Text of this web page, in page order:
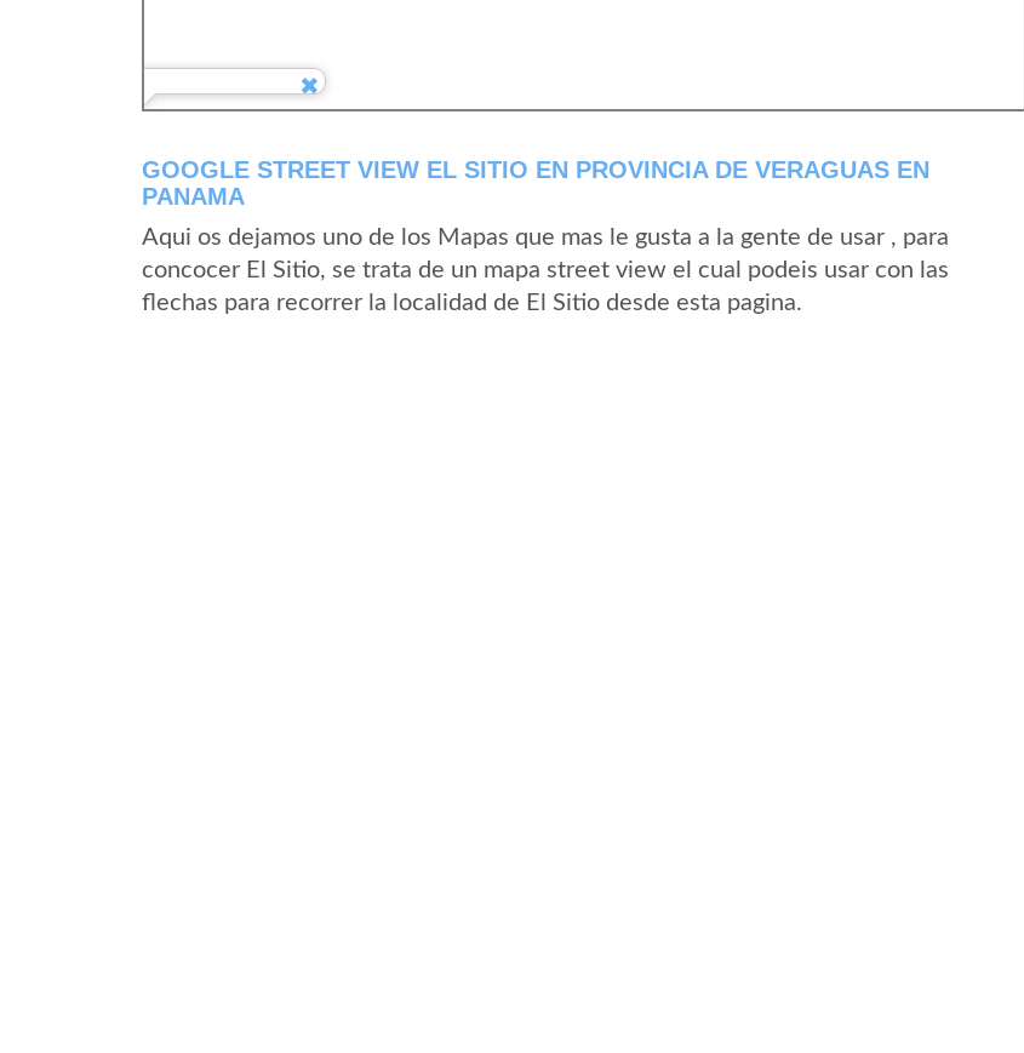
GOOGLE STREET VIEW EL SITIO EN PROVINCIA DE VERAGUAS EN
PANAMA
Aqui os dejamos uno de los Mapas que mas le gusta a la gente de usar , para
concocer El Sitio, se trata de un mapa street view el cual podeis usar con las
flechas para recorrer la localidad de El Sitio desde esta pagina.